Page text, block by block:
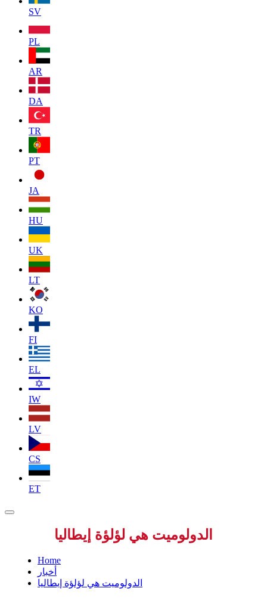
SV
PL
AR
DA
TR
PT
JA
HU
UK
LT
KO
FI
EL
IW
LV
CS
ET
الدولوميت هي لؤلؤة إيطاليا
Home
أخبار
الدولوميت هي لؤلؤة إيطاليا